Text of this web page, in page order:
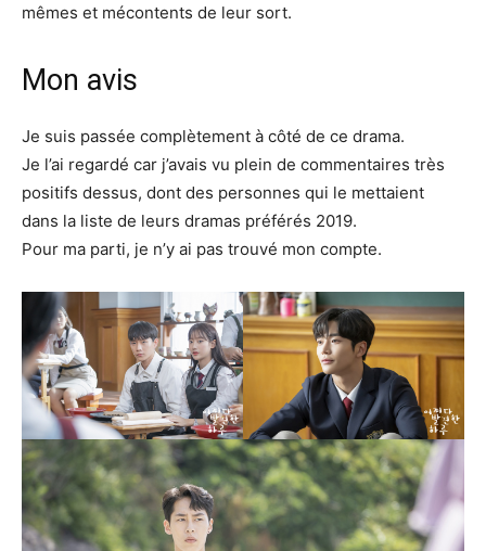
mêmes et mécontents de leur sort.
Mon avis
Je suis passée complètement à côté de ce drama.
Je l’ai regardé car j’avais vu plein de commentaires très
positifs dessus, dont des personnes qui le mettaient
dans la liste de leurs dramas préférés 2019.
Pour ma parti, je n’y ai pas trouvé mon compte.